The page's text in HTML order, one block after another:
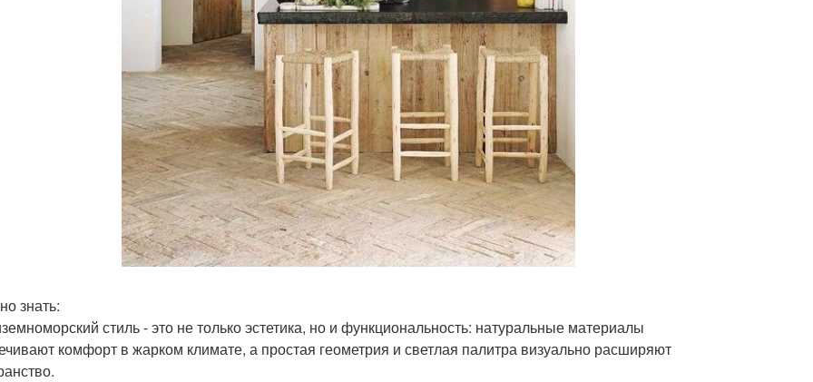
знать:
стиль - это не только эстетика, но и функциональность: натуральные материалы
комфорт в жарком климате, а простая геометрия и светлая палитра визуально расширяют